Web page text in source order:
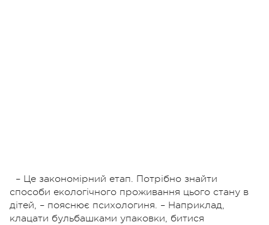
– Це закономірний етап. Потрібно знайти
способи екологічного проживання цього стану в
дітей, – пояснює психологиня. – Наприклад,
клацати бульбашками упаковки, битися